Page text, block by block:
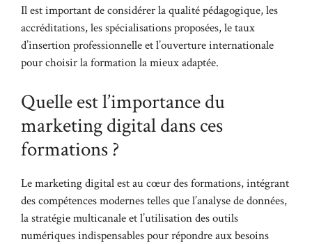
Il est important de considérer la qualité pédagogique, les
accréditations, les spécialisations proposées, le taux
d’insertion professionnelle et l’ouverture internationale
pour choisir la formation la mieux adaptée.
Quelle est l’importance du
marketing digital dans ces
formations ?
Le marketing digital est au cœur des formations, intégrant
des compétences modernes telles que l’analyse de données,
la stratégie multicanale et l’utilisation des outils
numériques indispensables pour répondre aux besoins